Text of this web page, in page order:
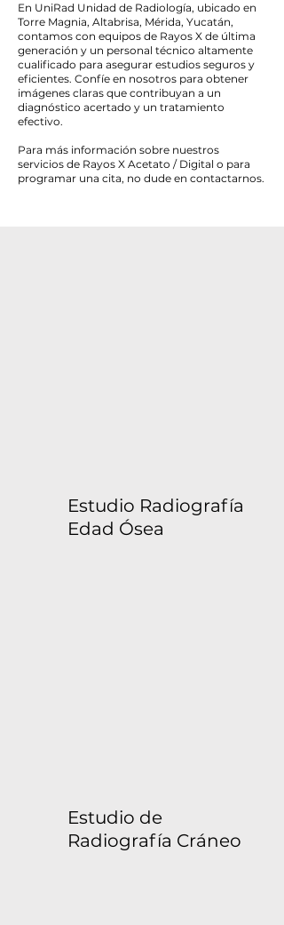
En UniRad Unidad de Radiología, ubicado en
Torre Magnia, Altabrisa, Mérida, Yucatán,
contamos con equipos de Rayos X de última
generación y un personal técnico altamente
cualificado para asegurar estudios seguros y
eficientes. Confíe en nosotros para obtener
imágenes claras que contribuyan a un
diagnóstico acertado y un tratamiento
efectivo.
Para más información sobre nuestros
servicios de Rayos X Acetato / Digital o para
programar una cita, no dude en contactarnos.
Estudio Radiografía
Edad Ósea
Estudio de
Radiografía Cráneo